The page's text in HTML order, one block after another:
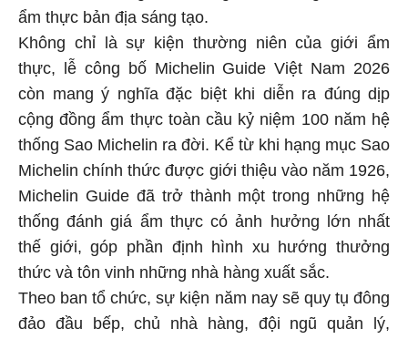
ẩm thực bản địa sáng tạo.
Không chỉ là sự kiện thường niên của giới ẩm
thực, lễ công bố Michelin Guide Việt Nam 2026
còn mang ý nghĩa đặc biệt khi diễn ra đúng dịp
cộng đồng ẩm thực toàn cầu kỷ niệm 100 năm hệ
thống Sao Michelin ra đời. Kể từ khi hạng mục Sao
Michelin chính thức được giới thiệu vào năm 1926,
Michelin Guide đã trở thành một trong những hệ
thống đánh giá ẩm thực có ảnh hưởng lớn nhất
thế giới, góp phần định hình xu hướng thưởng
thức và tôn vinh những nhà hàng xuất sắc.
Theo ban tổ chức, sự kiện năm nay sẽ quy tụ đông
đảo đầu bếp, chủ nhà hàng, đội ngũ quản lý,